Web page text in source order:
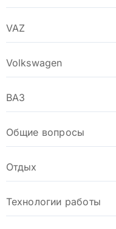
VAZ
Volkswagen
ВАЗ
Общие вопросы
Отдых
Технологии работы